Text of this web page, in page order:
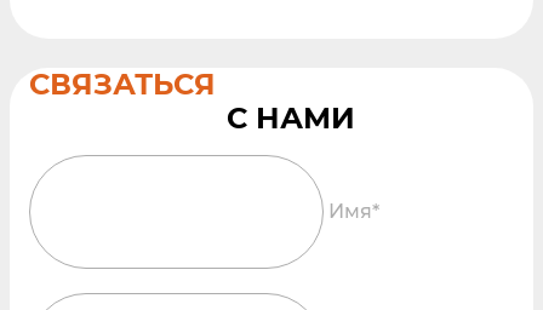
СВЯЗАТЬСЯ
Имя*